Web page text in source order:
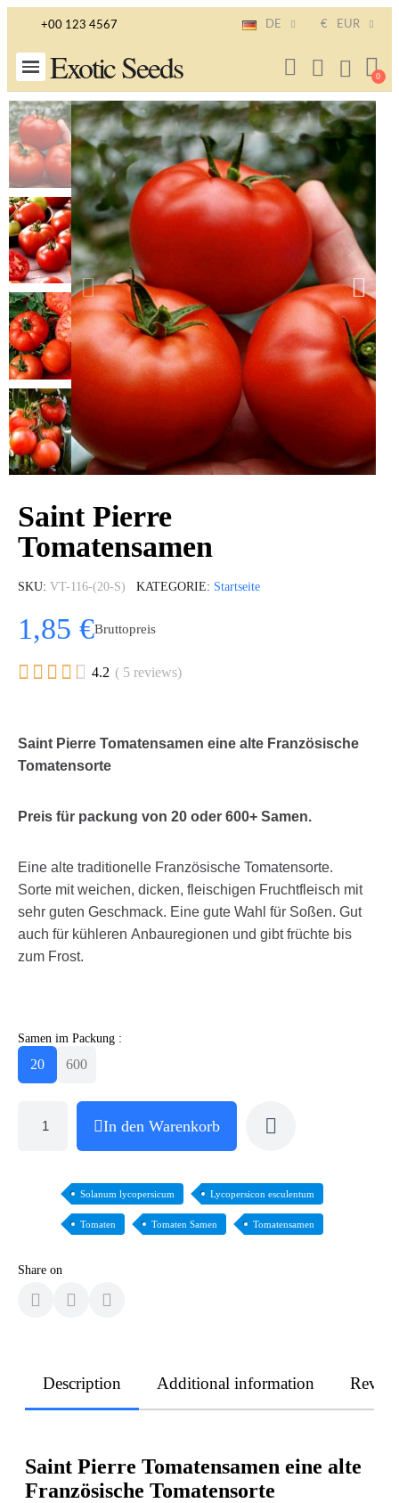
+00 123 4567 DE € EUR
Exotic Seeds
Saint Pierre
Tomatensamen
SKU VT-116-(20-S) KATEGORIE Startseite
1,85 €Bruttopreis
     4.2 ( 5 reviews)
Saint Pierre Tomatensamen eine alte Französische
Tomatensorte
Preis für packung von 20 oder 600+ Samen.
Eine alte traditionelle Französische Tomatensorte.
Sorte mit weichen, dicken, fleischigen Fruchtfleisch mit
sehr guten Geschmack. Eine gute Wahl für Soßen. Gut
auch für kühleren Anbauregionen und gibt früchte bis
zum Frost.
Samen im Packung :
20 600
In den Warenkorb
Solanum lycopersicum Lycopersicon esculentum
Tomaten Tomaten Samen Tomatensamen
Share on
Description Additional information
Saint Pierre Tomatensamen eine alte
Französische Tomatensorte